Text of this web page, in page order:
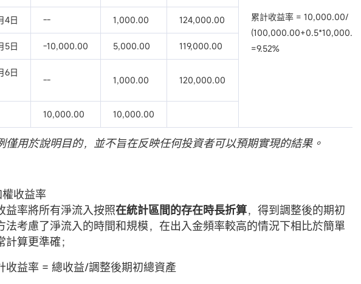
累計收益率 = 10,000.00/
(100,000.00+0.5*10,000.00)
=9.52%
4日 -- 1,000.00 124,000.00
5日 -10,000.00 5,000.00 119,000.00
6日
-- 1,000.00 120,000.00
10,000.00 10,000.00
僅用於說明目的，並不旨在反映任何投資者可以預期實現的結果。
收益率
益率將所有淨流入按照在統計區間的存在時長折算，得到調整後的期初
法考慮了淨流入的時間和規模，在出入金頻率較高的情況下相比於簡單
算更準確；
收益率 = 總收益/調整後期初總資產